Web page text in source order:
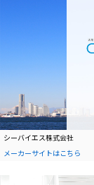
シーバイエス株式会社
メーカーサイトはこちら